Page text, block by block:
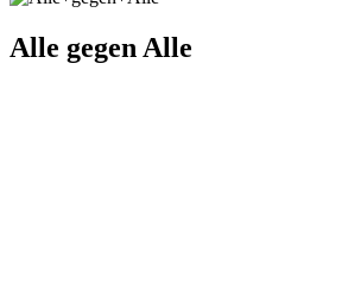
Alle gegen Alle